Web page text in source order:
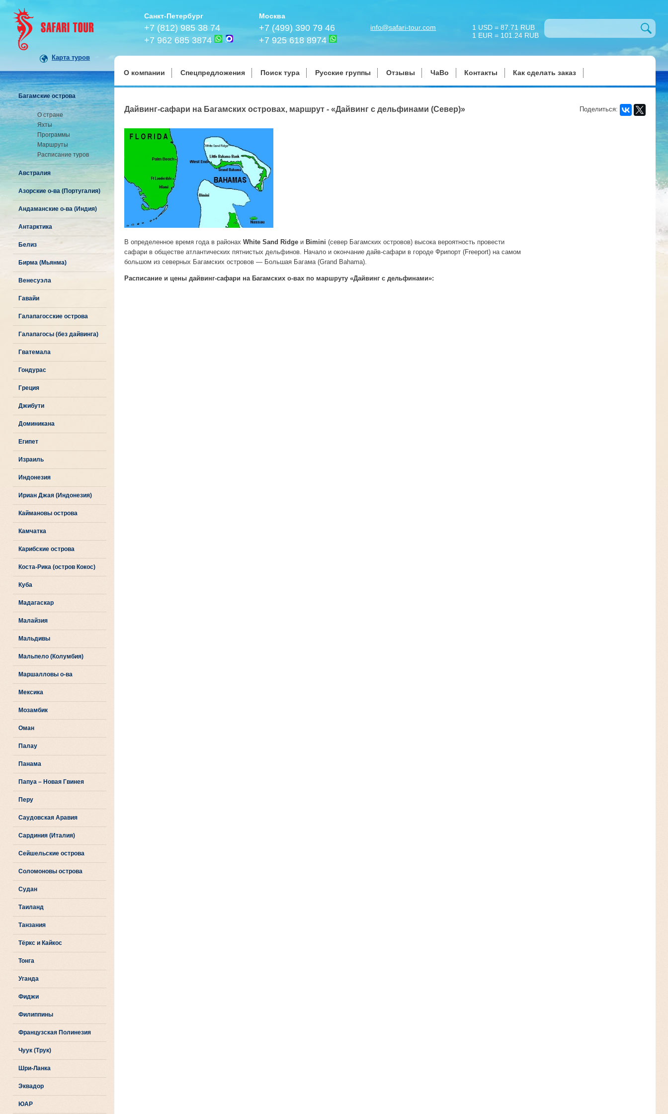
Карта туров
Санкт-Петербург
+7 (812) 985 38 74
+7 962 685 3874
Москва
+7 (499) 390 79 46
+7 925 618 8974
info@safari-tour.com
1 USD = 87.71 RUB
1 EUR = 101.24 RUB
О компании Спецпредложения Поиск тура Русские группы Отзывы ЧаВо Контакты Как сделать заказ
Багамские острова
О стране
Яхты
Программы
Маршруты
Расписание туров
Австралия
Азорские о-ва (Португалия)
Андаманские о-ва (Индия)
Антарктика
Белиз
Бирма (Мьянма)
Венесуэла
Гавайи
Галапагосские острова
Галапагосы (без дайвинга)
Гватемала
Гондурас
Греция
Джибути
Доминикана
Египет
Израиль
Индонезия
Ириан Джая (Индонезия)
Каймановы острова
Камчатка
Карибские острова
Коста-Рика (остров Кокос)
Куба
Мадагаскар
Малайзия
Мальдивы
Мальпело (Колумбия)
Маршалловы о-ва
Мексика
Мозамбик
Оман
Палау
Панама
Папуа – Новая Гвинея
Перу
Саудовская Аравия
Сардиния (Италия)
Сейшельские острова
Соломоновы острова
Судан
Таиланд
Танзания
Тёркс и Кайкос
Тонга
Уганда
Фиджи
Филиппины
Французская Полинезия
Чуук (Трук)
Шри-Ланка
Эквадор
ЮАР
Дайвинг-сафари на Багамских островах, маршрут - «Дайвинг с дельфинами (Север)» Поделиться:
В определенное время года в районах White Sand Ridge и Bimini (север Багамских островов) высока вероятность провести
сафари в обществе атлантических пятнистых дельфинов. Начало и окончание дайв-сафари в городе Фрипорт (Freeport) на самом
большом из северных Багамских островов — Большая Багама (Grand Bahama).
Расписание и цены дайвинг-сафари на Багамских о-вах по маршруту «Дайвинг с дельфинами»: